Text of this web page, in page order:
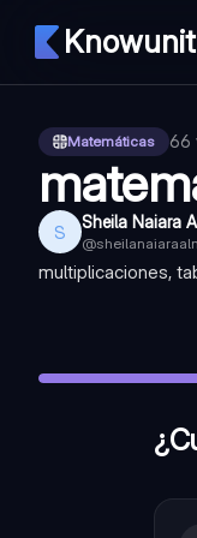
Matemáticas 66
S Sheila Naiara
@
multiplicaciones,
¿Cuál es la suma